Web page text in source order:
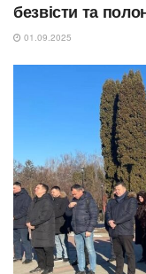
безвісти та
01.09.2025